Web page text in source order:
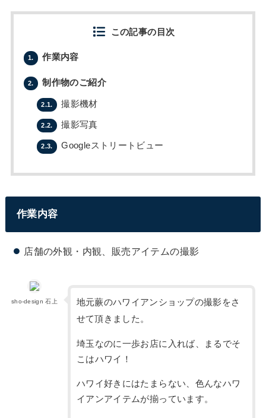
この記事の目次
1. 作業内容
2. 制作物のご紹介
2.1. 撮影機材
2.2. 撮影写真
2.3. Googleストリートビュー
作業内容
店舗の外観・内観、販売アイテムの撮影
sho-design 石上
地元蕨のハワイアンショップの撮影をさ
せて頂きました。
埼玉なのに一歩お店に入れば、まるでそ
こはハワイ！
ハワイ好きにはたまらない、色んなハワ
イアンアイテムが揃っています。